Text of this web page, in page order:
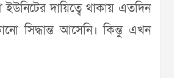
দায়িত্বে থাকায় এতদিন
সিদ্ধান্ত আসেনি। কিন্তু এখন